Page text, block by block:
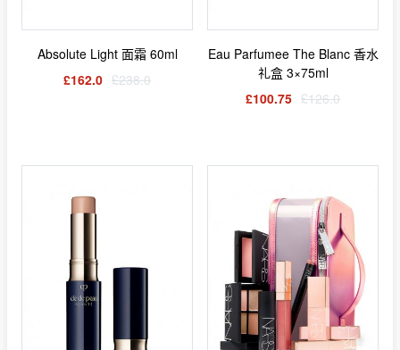
Absolute Light 面霜 60ml
£162.0 £238.0
Eau Parfumee The Blanc 香水
礼盒 3×75ml
£100.75 £126.0